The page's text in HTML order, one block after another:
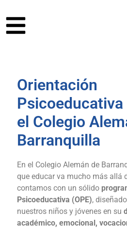
Orientación
el Colegio
Barranquilla
En el Colegio Alemán de
que educar va mucho más allá
contamos con un sólido
Psicoeducativa (OPE),
nuestros niños y jóvenes en su
académico, emocional,